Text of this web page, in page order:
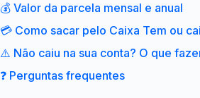
💰 Valor da parcela mensal e anual
💳 Como sacar pelo Caixa Tem ou
⚠️ Não caiu na sua conta? O que
❓ Perguntas frequentes